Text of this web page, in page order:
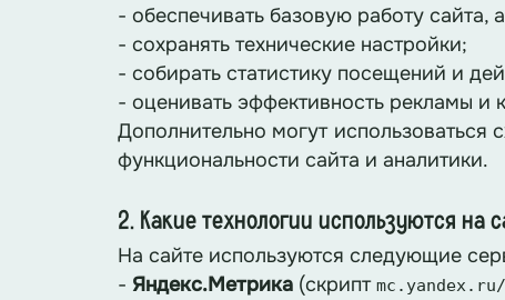
- обеспечивать базовую работу сайта,
- сохранять технические настройки;
- собирать статистику посещений и
- оценивать эффективность рекламы и
Дополнительно могут
функциональности сайта и аналитики.
2. Какие технологии используются на
На сайте используются следующие
- Яндекс.Метрика (скрипт